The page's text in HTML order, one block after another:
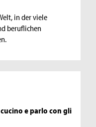
in der viele
beruflichen
e parlo con gli